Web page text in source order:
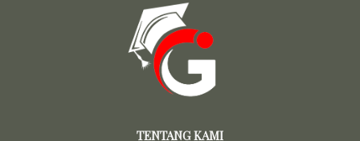
TENTANG KAMI